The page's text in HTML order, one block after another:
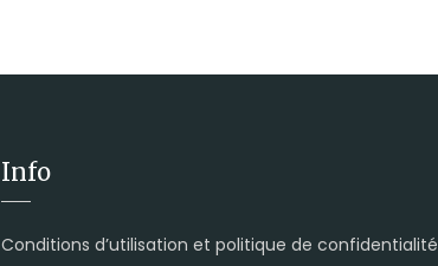
Info
Conditions d’utilisation et politique de confidentialité